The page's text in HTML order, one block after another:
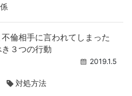
倫相手に言われてしまった
３つの行動
2019.1.5
対処方法